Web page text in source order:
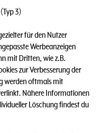
3)
für den Nutzer
Werbeanzeigen
mit Dritten, wie z.B.
zur Verbesserung der
werden oftmals mit
Nähere Informationen
Löschung findest du